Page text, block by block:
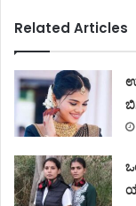
Related Articles